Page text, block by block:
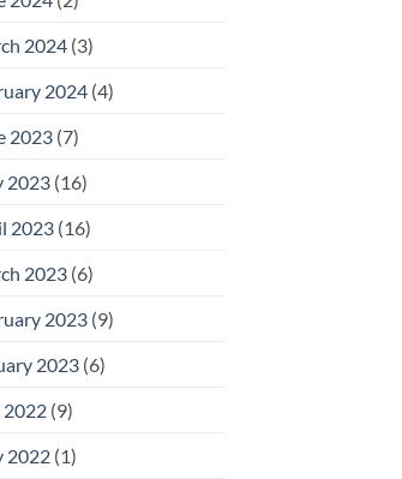
2024(3)
2024(4)
2023(7)
2023(16)
2023(16)
2023(6)
2023(9)
2023(6)
2022(9)
2022(1)